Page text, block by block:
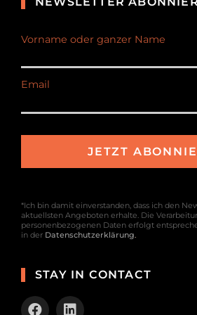
STAY IN CONTACT
Vorname oder ganzer Name
Email
*Ich bin damit einverstanden, dass ich den
aktuellsten Angeboten erhalte. Die
personenbezogenen Daten erfolgt
in der Datenschutzerklärung.